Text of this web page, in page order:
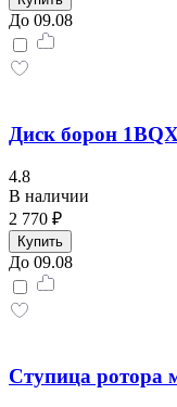
До 09.08
Диск борон 1BQX
4.8
В наличии
2 770 ₽
Купить
До 09.08
Ступица ротора